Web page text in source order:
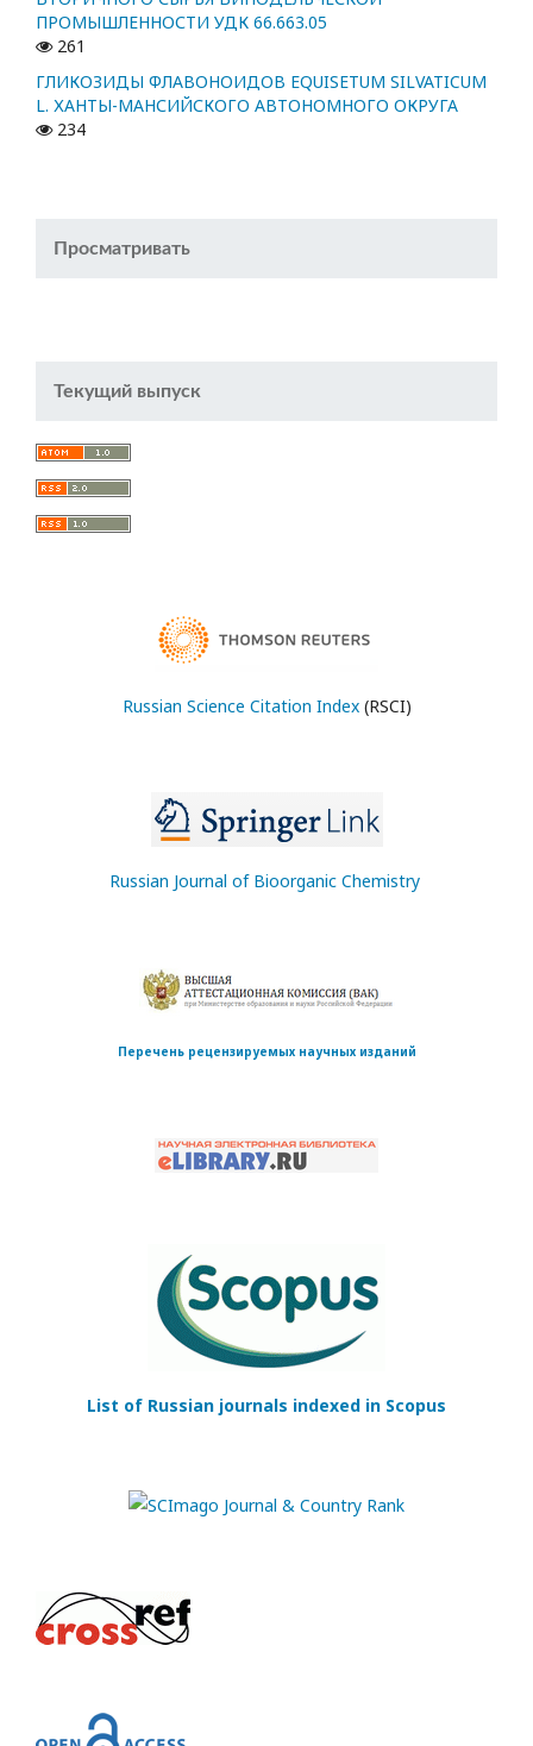
ПРОМЫШЛЕННОСТИ УДК 66.663.05
261
ГЛИКОЗИДЫ ФЛАВОНОИДОВ EQUISETUM SILVATICUM
L. ХАНТЫ-МАНСИЙСКОГО АВТОНОМНОГО ОКРУГА
234
Просматривать
Текущий выпуск
Russian Science Citation Index(RSCI)
Russian Journal of Bioorganic Chemistry
Перечень рецензируемых научных изданий
List of Russian journals indexed in Scopus